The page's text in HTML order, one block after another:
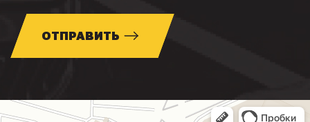
ОТПРАВИТЬ
Москва
МКАД, 85-й километр, вл3с1 — Яндекс Карты